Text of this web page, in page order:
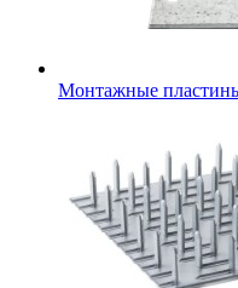
Монтажные